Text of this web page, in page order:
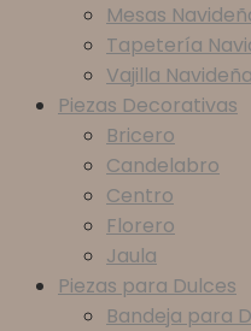
Mesas
Tapetería
Vajilla Navideña
Piezas Decorativas
Bricero
Candelabro
Centro
Florero
Jaula
Piezas para Dulces
Bandeja para